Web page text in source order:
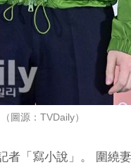
（圖源：TVDaily）
者「寫小說」。 圍繞